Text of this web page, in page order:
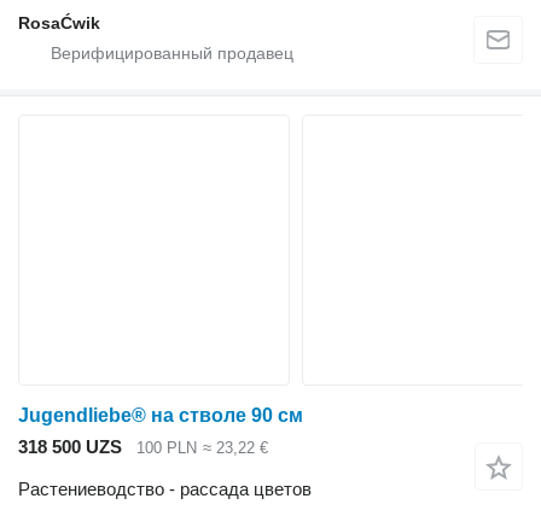
RosaĆwik
Jugendliebe® на стволе 90 см
318 500 UZS
100 PLN ≈ 23,22 €
Растениеводство - рассада цветов